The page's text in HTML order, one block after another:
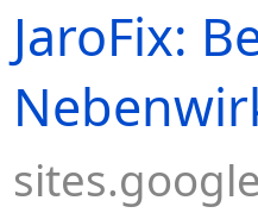
Personen auf
unterstützen können. https://
JaroFix: